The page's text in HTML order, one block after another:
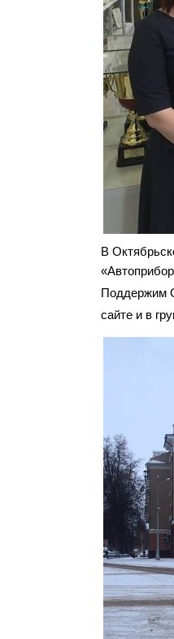
В
Поддержим
сайте и в